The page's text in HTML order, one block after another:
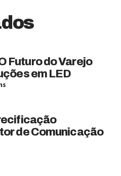
Futuro do Varejo
em LED
de Comunicação